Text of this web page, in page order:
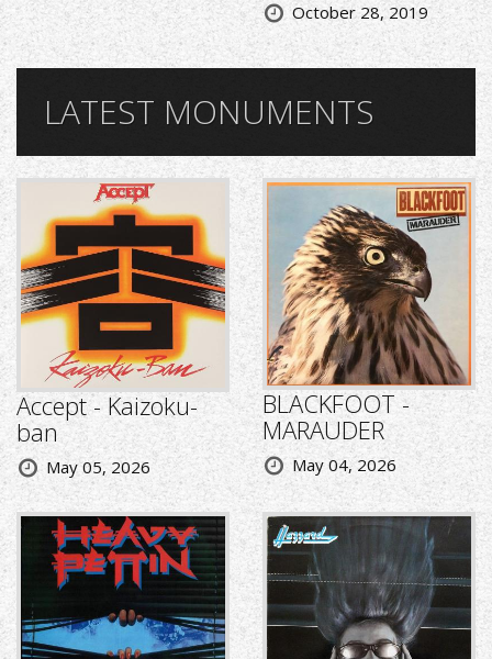
October 28, 2019
LATEST MONUMENTS
Accept - Kaizoku-
ban
May 05, 2026
BLACKFOOT -
MARAUDER
May 04, 2026